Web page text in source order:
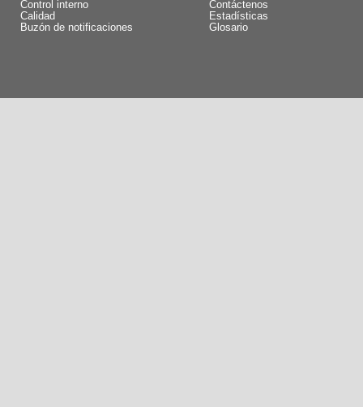
Control interno
Calidad
Buzón de notificaciones
Contáctenos
Estadísticas
Glosario